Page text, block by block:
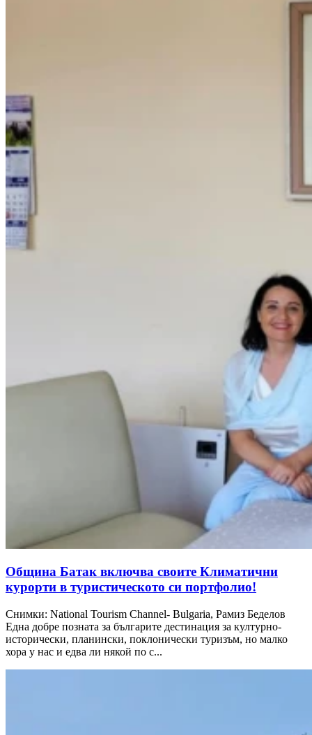
Oбщина Батак включва своите Климатични
курорти в туристическото си портфолио!
Снимки: National Tourism Channel- Bulgaria, Рамиз Беделов
Една добре позната за българите дестинация за културно-
исторически, планински, поклонически туризъм, но малко
хора у нас и едва ли някой по с...